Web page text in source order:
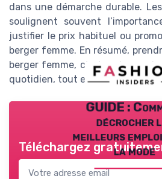
dans une démarche durable.
soulignent souvent
justifier le prix habituel ou
berger femme. En résumé,
berger femme, c’est prolonger
quotidien, tout en respectant la
GUIDE :
décrocher
meilleurs
la mode
Téléchargez